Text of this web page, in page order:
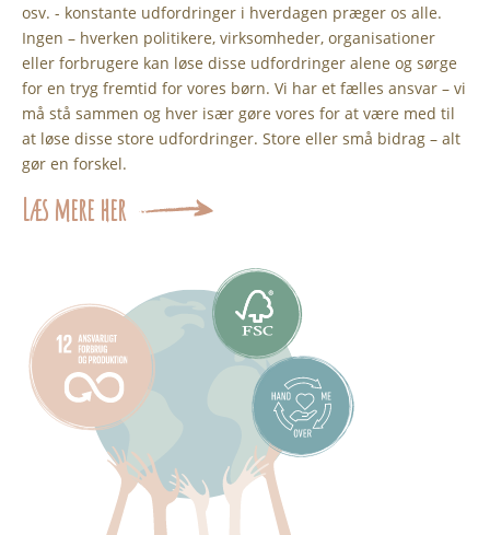
osv. - konstante udfordringer i hverdagen præger os alle.
Ingen – hverken politikere, virksomheder, organisationer
eller forbrugere kan løse disse udfordringer alene og sørge
for en tryg fremtid for vores børn. Vi har et fælles ansvar – vi
må stå sammen og hver især gøre vores for at være med til
at løse disse store udfordringer. Store eller små bidrag – alt
gør en forskel.
Læs mere her